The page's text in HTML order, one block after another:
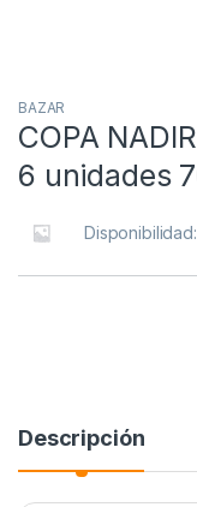
BAZAR
COPA
6 unidades
Disponibilidad:
Descripción